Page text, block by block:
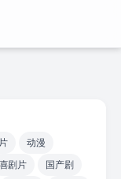
动漫
喜剧片
国产剧